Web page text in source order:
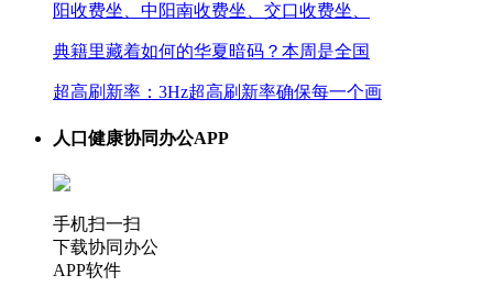
阳收费坐、中阳南收费坐、交口收费坐、
典籍里藏着如何的华夏暗码？本周是全国
超高刷新率：3Hz超高刷新率确保每一个画
人口健康协同办公APP
手机扫一扫
下载协同办公
APP软件